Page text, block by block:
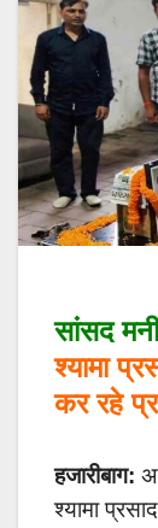
सांसद
श्यामा
कर रहे
हजारीबाग:
श्यामा